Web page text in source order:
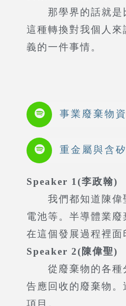
那學界的話就是比
這種轉換對我個人
義的一件事情。
事業廢棄物
重金屬與含
Speaker 1(李政翰)
我們都知道陳偉聖
電池等。半導體業
在這個發展過程裡
Speaker 2(陳偉聖)
從廢棄物的各種分
告應回收的廢棄物